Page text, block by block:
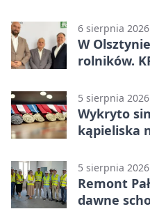
6 sierpnia 2026
W
rolników.
5 sierpnia 2026
Wykryto
kąpieliska
5 sierpnia 2026
Remont
dawne